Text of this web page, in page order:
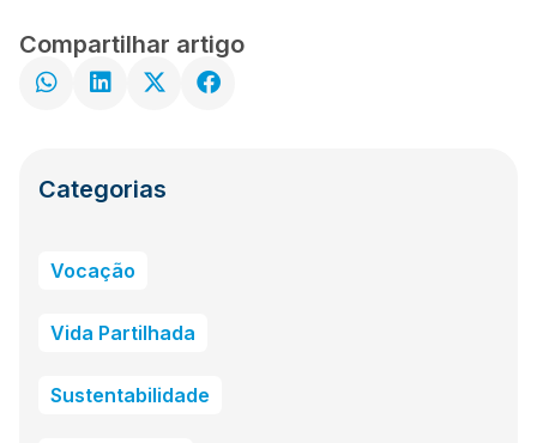
Compartilhar artigo
Categorias
Vocação
Vida Partilhada
Sustentabilidade